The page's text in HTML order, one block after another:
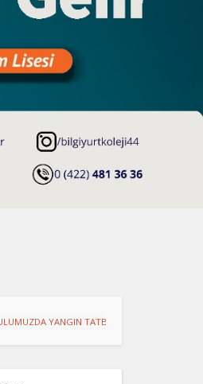
YANGIN TATBİKATI GERÇEKLEŞTİRİLDİ